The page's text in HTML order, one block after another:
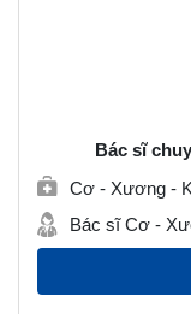
Bác sĩ
Cơ - Xương -
Bác sĩ Cơ -